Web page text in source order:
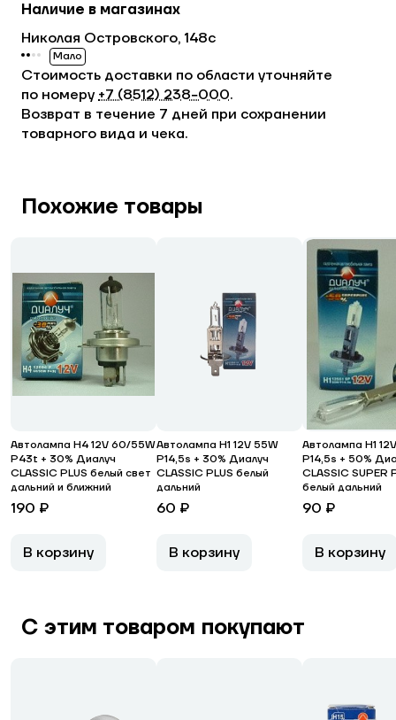
Стоимость доставки по области уточняйте
по номеру +7 (8512) 238−000.
Возврат в течение 7 дней при сохранении
товарного вида и чека.
Наличие в магазинах
Николая Островского, 148с
Мало
Похожие товары
Автолампа H4 12V 60/55W
P43t + 30% Диалуч
CLASSIC PLUS белый свет
дальний и ближний
190 ₽
В корзину
Автолампа H1 12V 55W
P14,5s + 30% Диалуч
CLASSIC PLUS белый
дальний
60 ₽
В корзину
Автолампа H1
P14,5s + 50%
CLASSIC SUPER
белый дальний
90 ₽
В корзину
С этим товаром покупают